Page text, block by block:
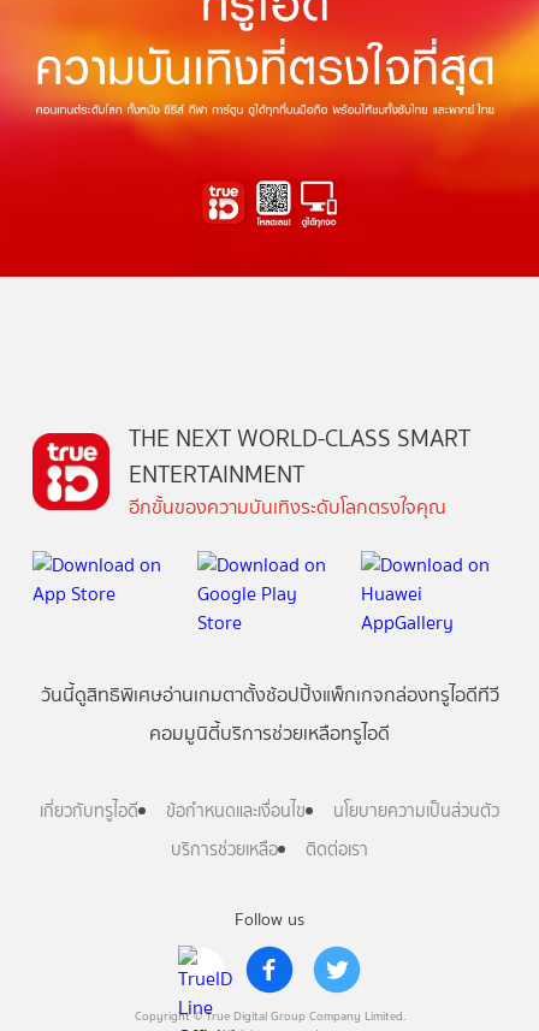
Follow us
Copyright © True Digital Group Company Limited.
THE NEXT WORLD-CLASS SMART
ENTERTAINMENT
อีกขั้นของความบันเทิงระดับโลกตรงใจคุณ
วันนี้ดูสิทธิพิเศษอ่านเกมตาตั้งช้อปปิ้งแพ็กเกจกล่องทรูไอดีทีวี
คอมมูนิตี้บริการช่วยเหลือทรูไอดี
เกี่ยวกับทรูไอดี ข้อกำหนดและเงื่อนไข
นโยบายความเป็นส่วนตัว
บริการช่วยเหลือ
ติดต่อเรา